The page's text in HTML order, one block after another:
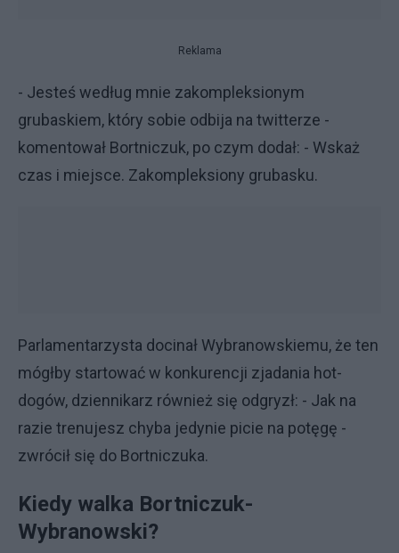
Reklama
- Jesteś według mnie zakompleksionym
grubaskiem, który sobie odbija na twitterze -
komentował Bortniczuk, po czym dodał: - Wskaż
czas i miejsce. Zakompleksiony grubasku.
Parlamentarzysta docinał Wybranowskiemu, że ten
mógłby startować w konkurencji zjadania hot-
dogów, dziennikarz również się odgryzł: - Jak na
razie trenujesz chyba jedynie picie na potęgę -
zwrócił się do Bortniczuka.
Kiedy walka Bortniczuk-
Wybranowski?